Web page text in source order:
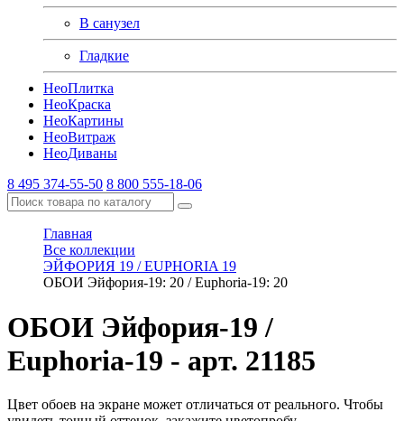
В санузел
Гладкие
НеоПлитка
НеоКраска
НеоКартины
НеоВитраж
НеоДиваны
8 495 374-55-50 8 800 555-18-06
Главная
Все коллекции
ЭЙФОРИЯ 19 / EUPHORIA 19
ОБОИ Эйфория-19: 20 / Euphoria-19: 20
ОБОИ Эйфория-19 /
Euphoria-19 - арт. 21185
Цвет обоев на экране может отличаться от реального. Чтобы